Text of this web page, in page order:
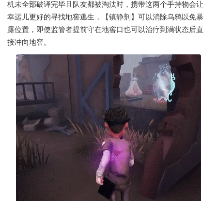
机未全部破译完毕且队友都被淘汰时，携带这两个手持物会让
幸运儿更好的寻找地窖逃生，【镇静剂】可以消除乌鸦以免暴
露位置，即使监管者提前守在地窖口也可以治疗到满状态后直
接冲向地窖。